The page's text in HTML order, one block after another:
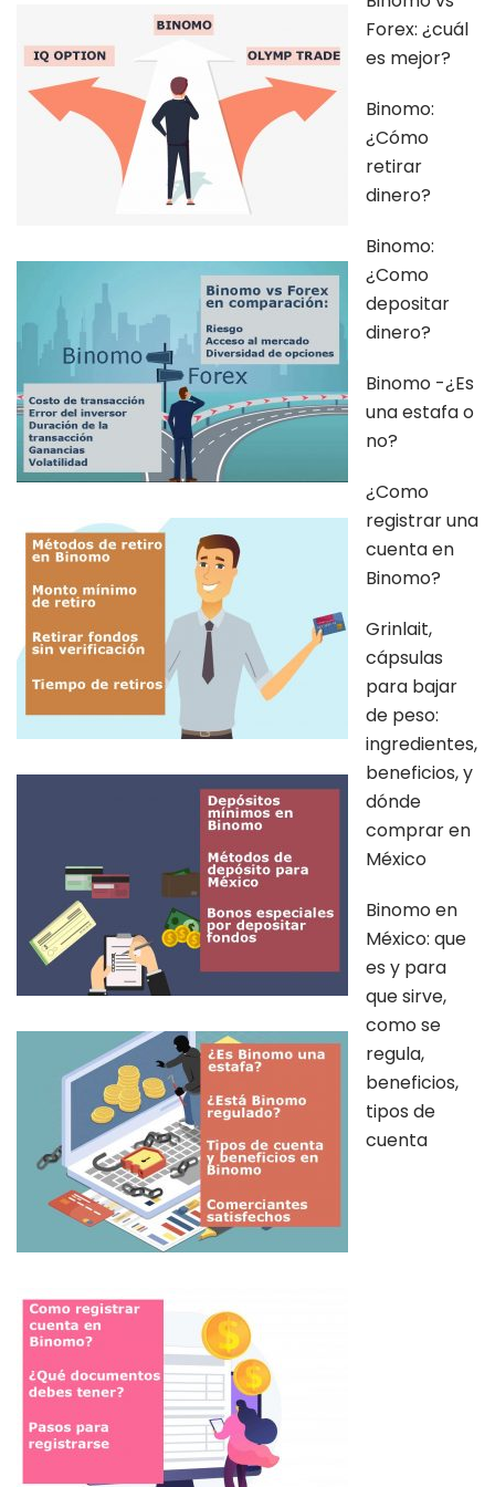
Forex: ¿cuál
es mejor?
Binomo:
¿Cómo
retirar
dinero?
Binomo:
¿Como
depositar
dinero?
Binomo -¿Es
una estafa o
no?
¿Como
registrar una
cuenta en
Binomo?
Grinlait,
cápsulas
para bajar
de peso:
ingredientes,
beneficios, y
dónde
comprar en
México
Binomo en
México: que
es y para
que sirve,
como se
regula,
beneficios,
tipos de
cuenta